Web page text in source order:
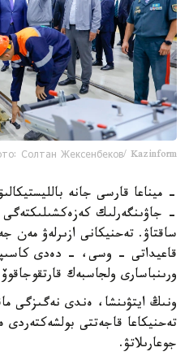
Солтан Жексенбеков/ Kazinform
- ميناعا قارسى جانە
- جاۋىنگەرلىك كەزەكشىلىكتەگى
ساقتاۋ. تەحنيكانى ازىرلەۋ مەن
قاعيداتى - وسى، - دەدى
ورىنباسارى ولجاسبەك
ونىڭ ايتۋىنشا، ەندى نەگىزگى
تەحنيكاعا قاجەتتى بولشەكتەردى
جوعارىلاتۋ.